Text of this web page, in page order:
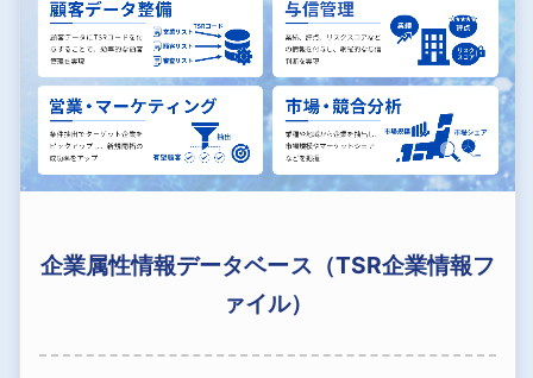
企業属性情報データベース（TSR企業情報フ
ァイル）